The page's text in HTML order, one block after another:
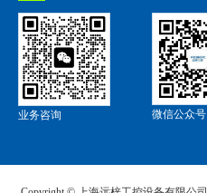
业务咨询 微信公众号